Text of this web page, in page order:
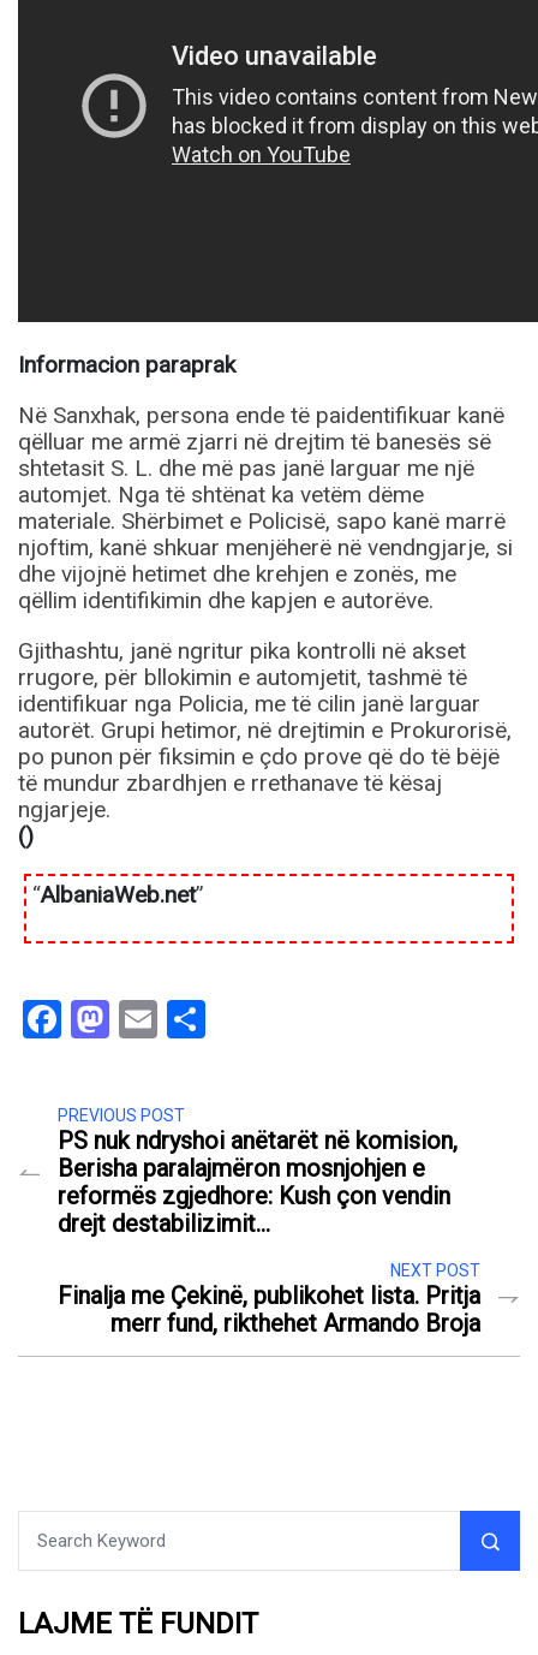
Informacion paraprak
Në Sanxhak, persona ende të paidentifikuar kanë
qëlluar me armë zjarri në drejtim të banesës së
shtetasit S. L. dhe më pas janë larguar me një
automjet. Nga të shtënat ka vetëm dëme
materiale. Shërbimet e Policisë, sapo kanë marrë
njoftim, kanë shkuar menjëherë në vendngjarje, si
dhe vijojnë hetimet dhe krehjen e zonës, me
qëllim identifikimin dhe kapjen e autorëve.
Gjithashtu, janë ngritur pika kontrolli në akset
rrugore, për bllokimin e automjetit, tashmë të
identifikuar nga Policia, me të cilin janë larguar
autorët. Grupi hetimor, në drejtimin e Prokurorisë,
po punon për fiksimin e çdo prove që do të bëjë
të mundur zbardhjen e rrethanave të kësaj
ngjarjeje.
()
“AlbaniaWeb.net”
Facebook
Mastodon
Email
PREVIOUS POST
PS nuk ndryshoi anëtarët në komision,
Berisha paralajmëron mosnjohjen e
reformës zgjedhore: Kush çon vendin
drejt destabilizimit…
NEXT POST
Finalja me Çekinë, publikohet lista. Pritja
merr fund, rikthehet Armando Broja
LAJME TË FUNDIT